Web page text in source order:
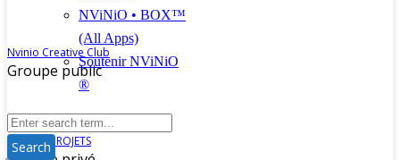
Nvinio Creative Club
Groupe public
APPEL A PROJETS
NViNiO • BOX™
(All Apps)
Soutenir NViNiO
®